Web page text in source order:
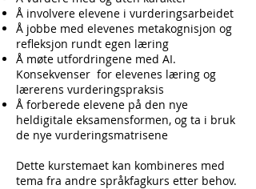
Å involvere elevene i vurderingsarbeidet
Å jobbe med elevenes metakognisjon og
refleksjon rundt egen læring
Å møte utfordringene med AI.
Konsekvenser for elevenes læring og
lærerens vurderingspraksis
Å forberede elevene på den nye
heldigitale eksamensformen, og ta i bruk
de nye vurderingsmatrisene
Dette kurstemaet kan kombineres med
tema fra andre språkfagkurs etter behov.